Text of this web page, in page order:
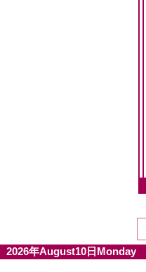
2026年August10日Monday